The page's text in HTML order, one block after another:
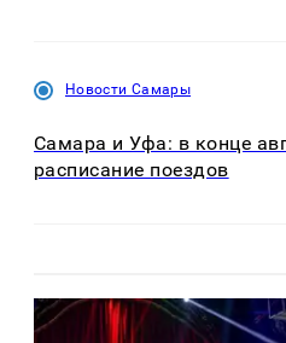
Новости Самары
Самара и Уфа: в конце
расписание поездов